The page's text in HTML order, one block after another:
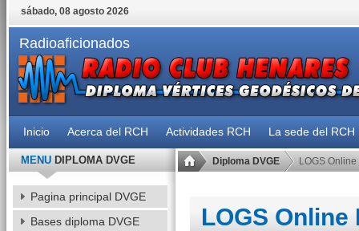
sábado, 08 agosto 2026
Radioaficionados
Inicio Acerca del RCH Actividades RCH La sede del RCH
Diploma DVGE LOGS Online
LOGS Online
MENUDIPLOMA DVGE
Pagina principal DVGE
Bases diploma DVGE